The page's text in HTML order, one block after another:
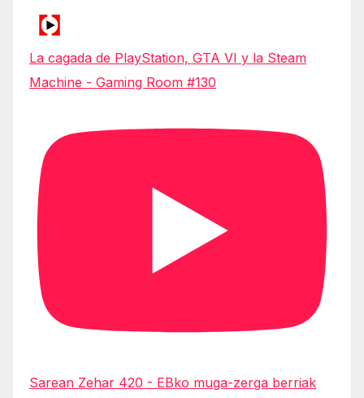
La cagada de PlayStation, GTA VI y la Steam
Machine - Gaming Room #130
Sarean Zehar 420 - EBko muga-zerga berriak